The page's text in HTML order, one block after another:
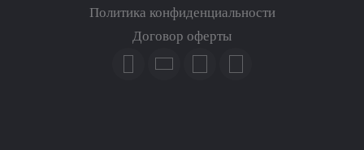
Политика конфиденциальности
Договор оферты